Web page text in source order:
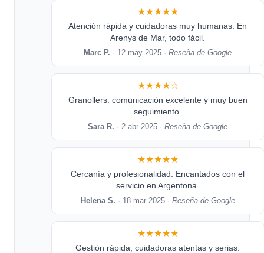
★★★★★
Atención rápida y cuidadoras muy humanas. En
Arenys de Mar, todo fácil.
Marc P. · 12 may 2025 ·Reseña de Google
★★★★☆
Granollers: comunicación excelente y muy buen
seguimiento.
Sara R. · 2 abr 2025 ·Reseña de Google
★★★★★
Cercanía y profesionalidad. Encantados con el
servicio en Argentona.
Helena S. · 18 mar 2025 · Reseña de Google
★★★★★
Gestión rápida, cuidadoras atentas y serias.